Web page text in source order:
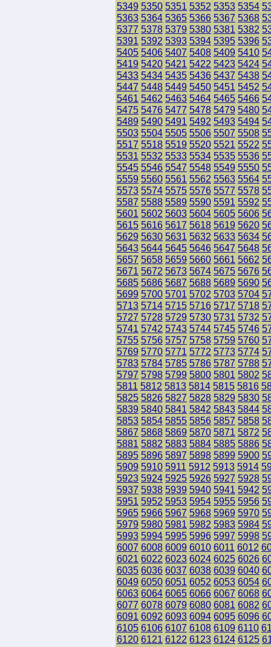
5349 5350 5351 5352 5353 5354
5363 5364 5365 5366 5367 5368
5377 5378 5379 5380 5381 5382
5391 5392 5393 5394 5395 5396
5405 5406 5407 5408 5409 5410
5419 5420 5421 5422 5423 5424
5433 5434 5435 5436 5437 5438
5447 5448 5449 5450 5451 5452
5461 5462 5463 5464 5465 5466
5475 5476 5477 5478 5479 5480
5489 5490 5491 5492 5493 5494
5503 5504 5505 5506 5507 5508
5517 5518 5519 5520 5521 5522
5531 5532 5533 5534 5535 5536
5545 5546 5547 5548 5549 5550
5559 5560 5561 5562 5563 5564
5573 5574 5575 5576 5577 5578
5587 5588 5589 5590 5591 5592
5601 5602 5603 5604 5605 5606
5615 5616 5617 5618 5619 5620
5629 5630 5631 5632 5633 5634
5643 5644 5645 5646 5647 5648
5657 5658 5659 5660 5661 5662
5671 5672 5673 5674 5675 5676
5685 5686 5687 5688 5689 5690
5699 5700 5701 5702 5703 5704
5713 5714 5715 5716 5717 5718
5727 5728 5729 5730 5731 5732
5741 5742 5743 5744 5745 5746
5755 5756 5757 5758 5759 5760
5769 5770 5771 5772 5773 5774
5783 5784 5785 5786 5787 5788
5797 5798 5799 5800 5801 5802
5811 5812 5813 5814 5815 5816
5825 5826 5827 5828 5829 5830
5839 5840 5841 5842 5843 5844
5853 5854 5855 5856 5857 5858
5867 5868 5869 5870 5871 5872
5881 5882 5883 5884 5885 5886
5895 5896 5897 5898 5899 5900
5909 5910 5911 5912 5913 5914
5923 5924 5925 5926 5927 5928
5937 5938 5939 5940 5941 5942
5951 5952 5953 5954 5955 5956
5965 5966 5967 5968 5969 5970
5979 5980 5981 5982 5983 5984
5993 5994 5995 5996 5997 5998
6007 6008 6009 6010 6011 6012
6021 6022 6023 6024 6025 6026
6035 6036 6037 6038 6039 6040
6049 6050 6051 6052 6053 6054
6063 6064 6065 6066 6067 6068
6077 6078 6079 6080 6081 6082
6091 6092 6093 6094 6095 6096
6105 6106 6107 6108 6109 6110
6120 6121 6122 6123 6124 6125